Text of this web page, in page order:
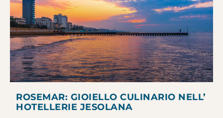
ROSEMAR: GIOIELLO CULINARIO NELL’
HOTELLERIE JESOLANA